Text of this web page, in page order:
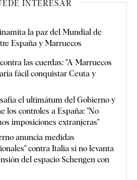
INTERESAR
la paz del Mundial de
España y Marruecos
las cuerdas: "A Marruecos
fácil conquistar Ceuta y
el ultimátum del Gobierno y
los controles a España: "No
imposiciones extranjeras"
anuncia medidas
contra Italia si no levanta
del espacio Schengen con